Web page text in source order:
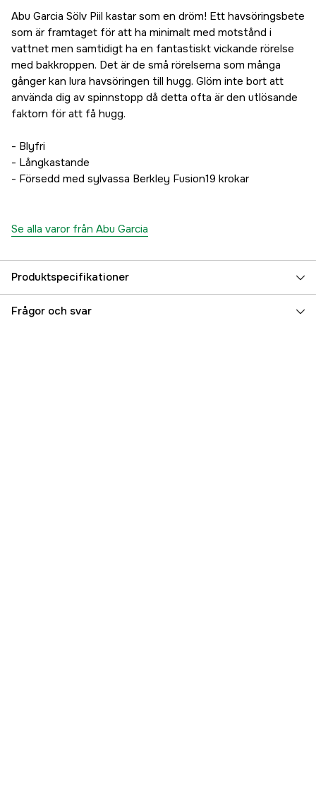
64 kr
Blue Herring
99 kr
Green Tobis
99 kr
UV Pink Tail
99 kr
Bright Green
99 kr
Matte Red
Purple Poison
99 kr
Abu Garcia Sölv Piil kastar som en dröm! Ett havsöringsbete
som är framtaget för att ha minimalt med motstånd i
vattnet men samtidigt ha en fantastiskt vickande rörelse
med bakkroppen. Det är de små rörelserna som många
gånger kan lura havsöringen till hugg. Glöm inte bort att
använda dig av spinnstopp då detta ofta är den utlösande
faktorn för att få hugg.
- Blyfri
- Långkastande
- Försedd med sylvassa Berkley Fusion19 krokar
Se alla varor från Abu Garcia
Produktspecifikationer
Vikt (g) 16 g
Frågor och svar